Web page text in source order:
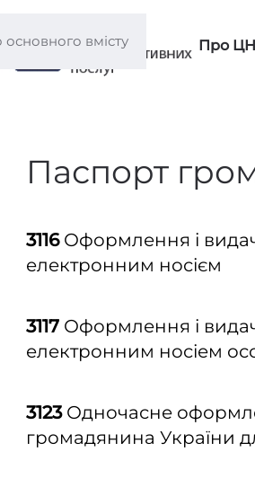
вмісту Про
Паспорт
3116Оформлення і
електронним носієм
3117 Оформлення і
електронним носіем
3123Одночасне
громадянина України